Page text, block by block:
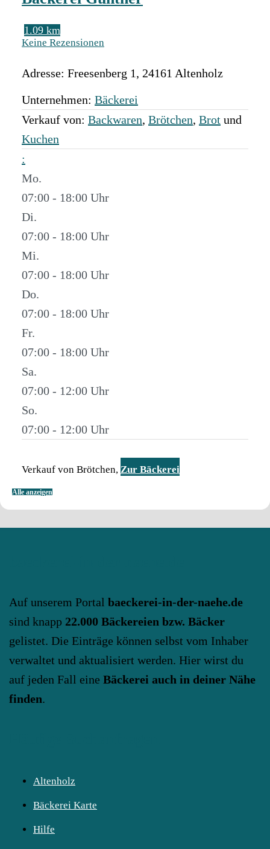
1.09 km
Keine Rezensionen
Adresse: Freesenberg 1, 24161 Altenholz
Unternehmen: Bäckerei
Verkauf von: Backwaren, Brötchen, Brot und
Kuchen
:
Mo.
07:00 - 18:00
Di.
07:00 - 18:00
Mi.
07:00 - 18:00
Do.
07:00 - 18:00
Fr.
07:00 - 18:00
Sa.
07:00 - 12:00
So.
07:00 - 12:00
Verkauf von Brötchen, Zur Bäckerei
Alle anzeigen
Auf unserem Portal baeckerei-in-der-naehe.de
sind knapp 22.000 Bäckereien bzw. Bäcker
gelistet. Die Einträge können selbst vom Inhaber
verwaltet und aktualisiert werden. Hier wirst du
auf jeden Fall eine Bäckerei auch in deiner Nähe
finden.
Altenholz
Bäckerei Karte
Hilfe